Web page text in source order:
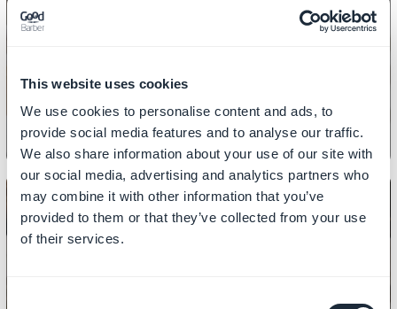
This website uses cookies
We use cookies to personalise content and ads, to
provide social media features and to analyse our traffic.
We also share information about your use of our site with
our social media, advertising and analytics partners who
may combine it with other information that you’ve
provided to them or that they’ve collected from your use
of their services.
osioihinne?